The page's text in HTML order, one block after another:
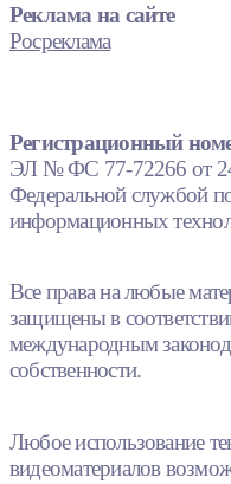
Реклама на сайте
Росреклама
Регистрационный
ЭЛ № ФС 77-72266 от
Федеральной службой
информационных
Все права на любые
защищены в
международным
собственности.
Любое использование
видеоматериалов